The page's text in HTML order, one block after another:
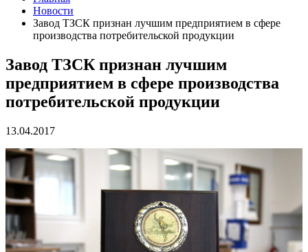
Новости
Завод ТЗСК признан лучшим предприятием в сфере
производства потребительской продукции
Завод ТЗСК признан лучшим
предприятием в сфере производства
потребительской продукции
13.04.2017